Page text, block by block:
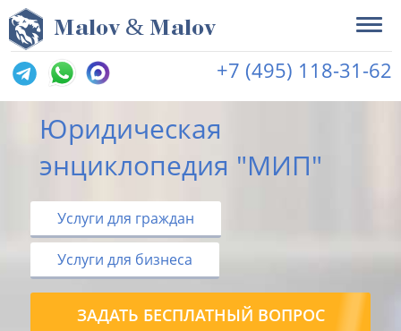
Malov & Malov
+7 (495) 118-31-62
Юридическая
энциклопедия "МИП"
Услуги для граждан
Услуги для бизнеса
ЗАДАТЬ БЕСПЛАТНЫЙ ВОПРОС